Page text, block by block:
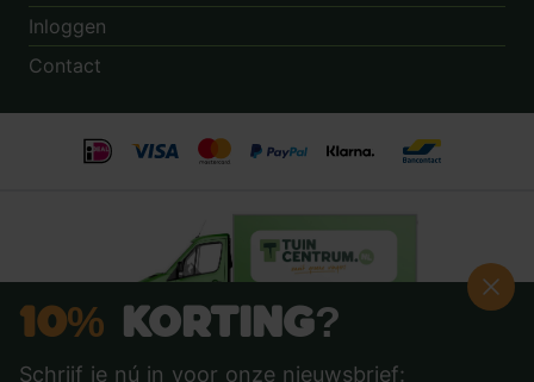
Inloggen
Contact
10% Korting?
Schrijf je nú in voor onze nieuwsbrief: